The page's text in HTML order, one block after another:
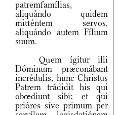
patremfamílias,
aliquándo quidem
mitténtem servos,
aliquándo autem Fílium
suum.
Quem ígitur illi
Dóminum præconábant
incrédulis, hunc Christus
Patrem trádidit his qui
obœdiunt sibi; et qui
prióres sive primum per